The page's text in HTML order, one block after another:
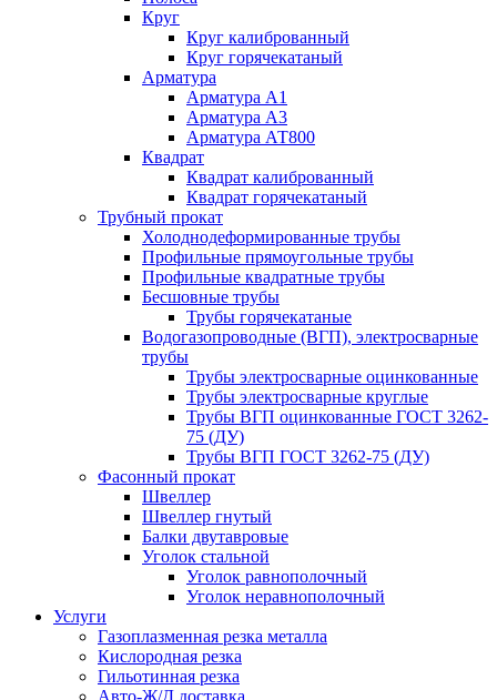
Круг
Круг калиброванный
Круг горячекатаный
Арматура
Арматура А1
Арматура А3
Арматура АТ800
Квадрат
Квадрат калиброванный
Квадрат горячекатаный
Трубный прокат
Холоднодеформированные трубы
Профильные прямоугольные трубы
Профильные квадратные трубы
Бесшовные трубы
Трубы горячекатаные
Водогазопроводные (ВГП), электросварные
трубы
Трубы электросварные оцинкованные
Трубы электросварные круглые
Трубы ВГП оцинкованные ГОСТ 3262-
75 (ДУ)
Трубы ВГП ГОСТ 3262-75 (ДУ)
Фасонный прокат
Швеллер
Швеллер гнутый
Балки двутавровые
Уголок стальной
Уголок равнополочный
Уголок неравнополочный
Услуги
Газоплазменная резка металла
Кислородная резка
Гильотинная резка
Авто-Ж/Д доставка